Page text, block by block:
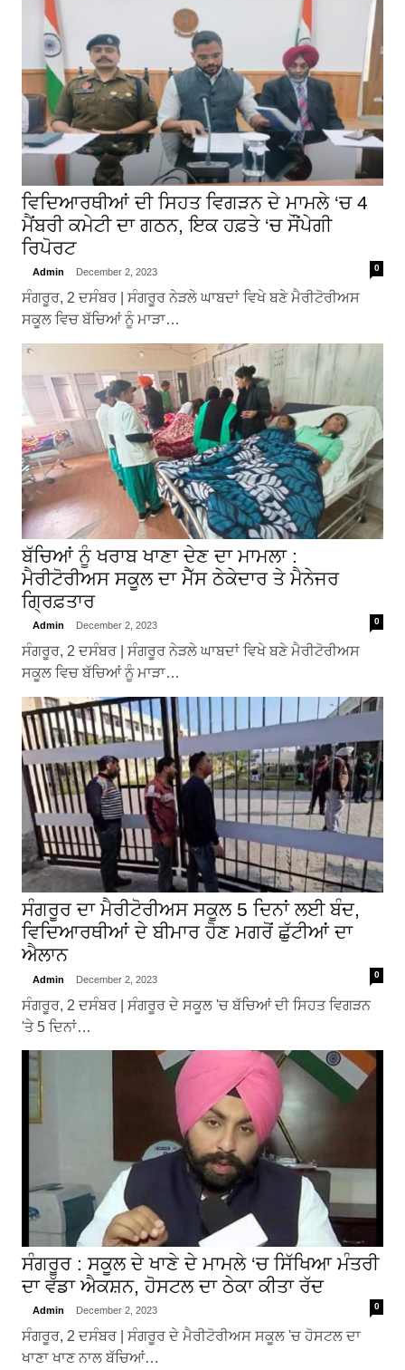
ਵਿਦਿਆਰਥੀਆਂ ਦੀ ਸਿਹਤ ਵਿਗੜਨ ਦੇ ਮਾਮਲੇ ‘ਚ 4
ਮੈਂਬਰੀ ਕਮੇਟੀ ਦਾ ਗਠਨ, ਇਕ ਹਫ਼ਤੇ ‘ਚ ਸੌਂਪੇਗੀ
ਰਿਪੋਰਟ
Admin December 2, 2023 0
ਸੰਗਰੂਰ, 2 ਦਸੰਬਰ | ਸੰਗਰੂਰ ਨੇੜਲੇ ਘਾਬਦਾਂ ਵਿਖੇ ਬਣੇ ਮੈਰੀਟੋਰੀਅਸ
ਸਕੂਲ ਵਿਚ ਬੱਚਿਆਂ ਨੂੰ ਮਾੜਾ…
ਬੱਚਿਆਂ ਨੂੰ ਖਰਾਬ ਖਾਣਾ ਦੇਣ ਦਾ ਮਾਮਲਾ :
ਮੈਰੀਟੋਰੀਅਸ ਸਕੂਲ ਦਾ ਮੈੱਸ ਠੇਕੇਦਾਰ ਤੇ ਮੈਨੇਜਰ
ਗ੍ਰਿਫ਼ਤਾਰ
Admin December 2, 2023 0
ਸੰਗਰੂਰ, 2 ਦਸੰਬਰ | ਸੰਗਰੂਰ ਨੇੜਲੇ ਘਾਬਦਾਂ ਵਿਖੇ ਬਣੇ ਮੈਰੀਟੋਰੀਅਸ
ਸਕੂਲ ਵਿਚ ਬੱਚਿਆਂ ਨੂੰ ਮਾੜਾ…
ਸੰਗਰੂਰ ਦਾ ਮੈਰੀਟੋਰੀਅਸ ਸਕੂਲ 5 ਦਿਨਾਂ ਲਈ ਬੰਦ,
ਵਿਦਿਆਰਥੀਆਂ ਦੇ ਬੀਮਾਰ ਹੋਣ ਮਗਰੋਂ ਛੁੱਟੀਆਂ ਦਾ
ਐਲਾਨ
Admin December 2, 2023 0
ਸੰਗਰੂਰ, 2 ਦਸੰਬਰ | ਸੰਗਰੂਰ ਦੇ ਸਕੂਲ 'ਚ ਬੱਚਿਆਂ ਦੀ ਸਿਹਤ ਵਿਗੜਨ
'ਤੇ 5 ਦਿਨਾਂ…
ਸੰਗਰੂਰ : ਸਕੂਲ ਦੇ ਖਾਣੇ ਦੇ ਮਾਮਲੇ ‘ਚ ਸਿੱਖਿਆ ਮੰਤਰੀ
ਦਾ ਵੱਡਾ ਐਕਸ਼ਨ, ਹੋਸਟਲ ਦਾ ਠੇਕਾ ਕੀਤਾ ਰੱਦ
Admin December 2, 2023 0
ਸੰਗਰੂਰ, 2 ਦਸੰਬਰ | ਸੰਗਰੂਰ ਦੇ ਮੈਰੀਟੋਰੀਅਸ ਸਕੂਲ 'ਚ ਹੋਸਟਲ ਦਾ
ਖਾਣਾ ਖਾਣ ਨਾਲ ਬੱਚਿਆਂ…